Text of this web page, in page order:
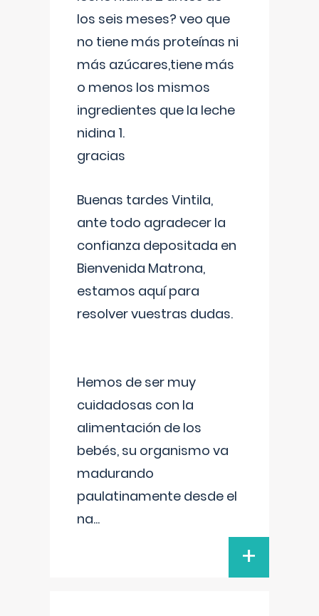
los seis meses? veo que
no tiene más proteínas ni
más azúcares,tiene más
o menos los mismos
ingredientes que la leche
nidina 1.
gracias
Buenas tardes Vintila,
ante todo agradecer la
confianza depositada en
Bienvenida Matrona,
estamos aquí para
resolver vuestras dudas.
Hemos de ser muy
cuidadosas con la
alimentación de los
bebés, su organismo va
madurando
paulatinamente desde el
na...
+